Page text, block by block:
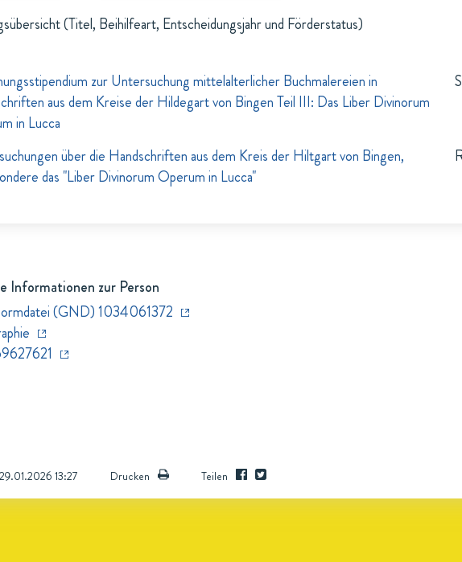
(Titel, Beihilfeart, Entscheidungsjahr und Förderstatus)
zur Untersuchung mittelalterlicher Buchmalereien in
aus dem Kreise der Hildegart von Bingen Teil III: Das Liber Divinorum
in Lucca
über die Handschriften aus dem Kreis der Hiltgart von Bingen,
das "Liber Divinorum Operum in Lucca"
Informationen zur Person
(GND) 1034061372
29.01.2026 13:27 Drucken Teilen